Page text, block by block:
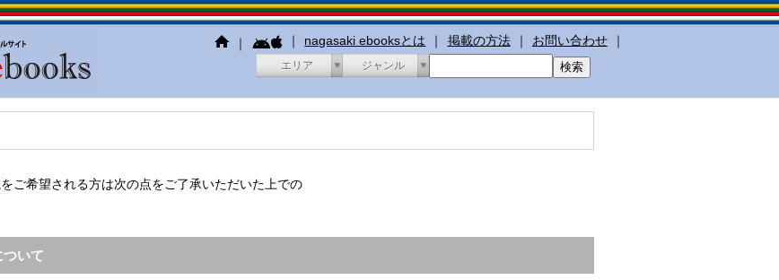
｜ ｜ nagasaki ebooksとは ｜ 掲載の方法 ｜ お問い合わせ ｜
エリア ジャンル
ご希望される方は次の点をご了承いただいた上での
いて